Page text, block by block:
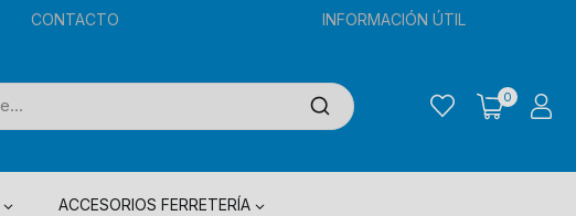
CONTACTO INFORMACIÓN ÚTIL
0
ACCESORIOS FERRETERÍA